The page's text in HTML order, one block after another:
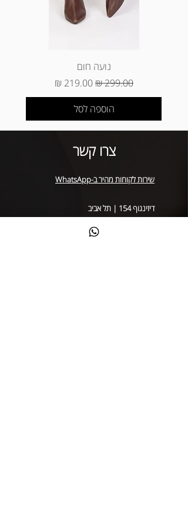
מסכום הפריטים שהוחזרו (עמלת ביטול
הוא עד 3 ימי עסקים מיום קבלת המוצר
נועה חום
מחיר רגיל מחיר מבצע
הוספה לסל
צרו קשר
שירות לקוחות מהיר ב-WhatsApp
דיזינגוף 154 | תל אביב